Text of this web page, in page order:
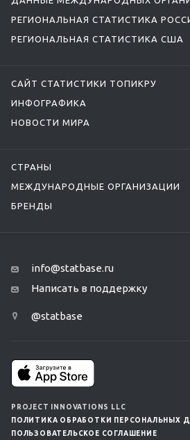
РЕГИОНАЛЬНАЯ СТАТИСТИКА
РЕГИОНАЛЬНАЯ СТАТИСТИКА США
САЙТ СТАТИСТИКИ ТОПИКРУ
ИНФОГРАФИКА
НОВОСТИ МИРА
СТРАНЫ
МЕЖДУНАРОДНЫЕ ОРГАНИЗАЦИИ
БРЕНДЫ
info@statbase.ru
Написать в поддержку
@statbase
PROJECT INNOVATIONS LLC
ПОЛИТИКА ОБРАБОТКИ ПЕРСОНАЛЬНЫХ
ПОЛЬЗОВАТЕЛЬСКОЕ СОГЛАШЕНИЕ